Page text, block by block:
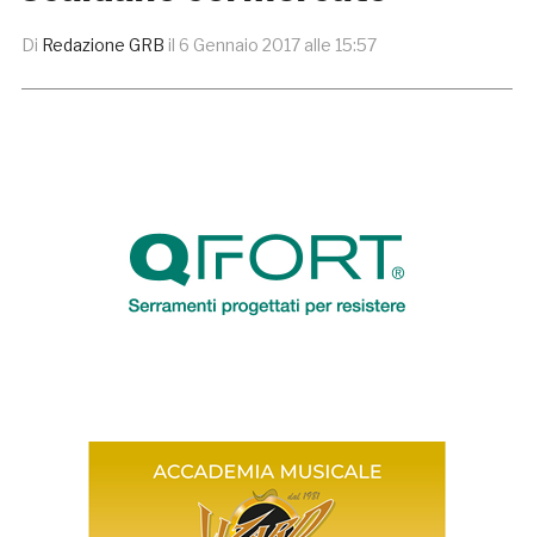
Di Redazione GRB il 6 Gennaio 2017 alle 15:57